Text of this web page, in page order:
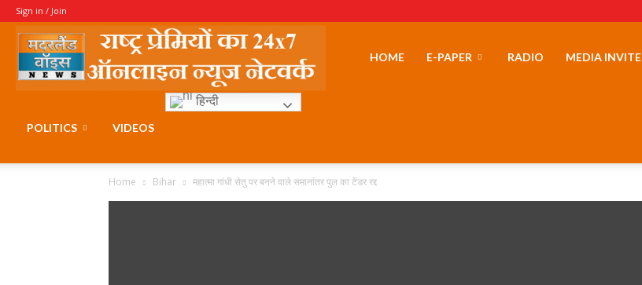
Sign in / Join
MotherLandHOME E-PAPER RADIO MEDIA INVITE
POLITICS VIDEOS
हिन्दी
Home Bihar महात्मा गांधी सेतु पर बनने वाले समानांतर पुल का टेंडर रद्द